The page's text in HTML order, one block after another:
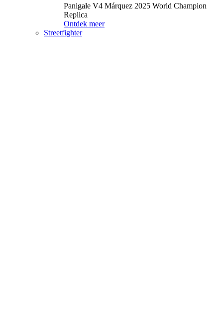
Panigale V4 Márquez 2025 World Champion
Replica
Ontdek meer
Streetfighter